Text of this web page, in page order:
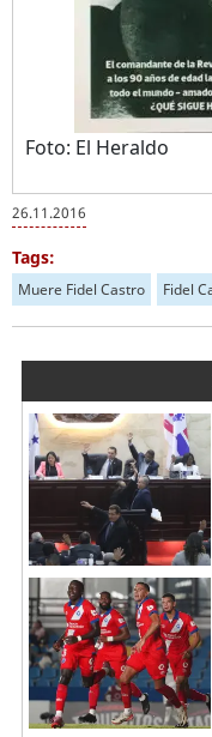
Foto: El Heraldo
26.11.2016
Tags:
Muere Fidel Castro Fidel